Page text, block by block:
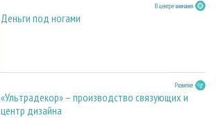
В центре внимания
Деньги под ногами
Развитие
«Ультрадекор» – производство связующих и
центр дизайна